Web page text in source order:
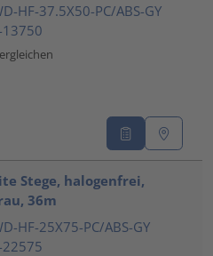
HF-37.5X50-PC/ABS-GY
Stege, halogenfrei,
36m
HF-25X75-PC/ABS-GY
22575